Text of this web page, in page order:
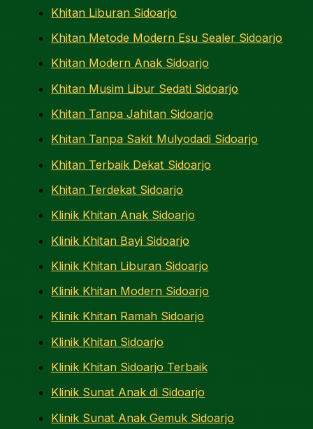
Khitan Liburan Sidoarjo
Khitan Metode Modern Esu Sealer Sidoarjo
Khitan Modern Anak Sidoarjo
Khitan Musim Libur Sedati Sidoarjo
Khitan Tanpa Jahitan Sidoarjo
Khitan Tanpa Sakit Mulyodadi Sidoarjo
Khitan Terbaik Dekat Sidoarjo
Khitan Terdekat Sidoarjo
Klinik Khitan Anak Sidoarjo
Klinik Khitan Bayi Sidoarjo
Klinik Khitan Liburan Sidoarjo
Klinik Khitan Modern Sidoarjo
Klinik Khitan Ramah Sidoarjo
Klinik Khitan Sidoarjo
Klinik Khitan Sidoarjo Terbaik
Klinik Sunat Anak di Sidoarjo
Klinik Sunat Anak Gemuk Sidoarjo